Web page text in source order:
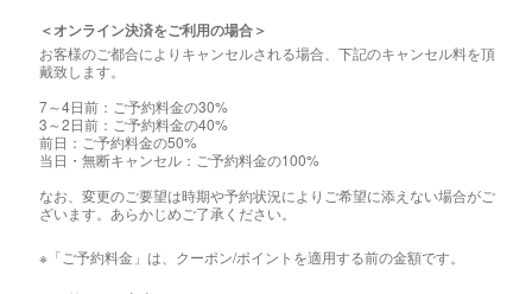
＜オンライン決済をご利用の場合＞
お客様のご都合によりキャンセルされる場合、下記のキャンセル料を頂
戴致します。
7～4日前：ご予約料金の30%
3～2日前：ご予約料金の40%
前日：ご予約料金の50%
当日・無断キャンセル：ご予約料金の100%
なお、変更のご要望は時期や予約状況によりご希望に添えない場合がご
ざいます。あらかじめご了承ください。
※「ご予約料金」は、クーポン/ポイントを適用する前の金額です。